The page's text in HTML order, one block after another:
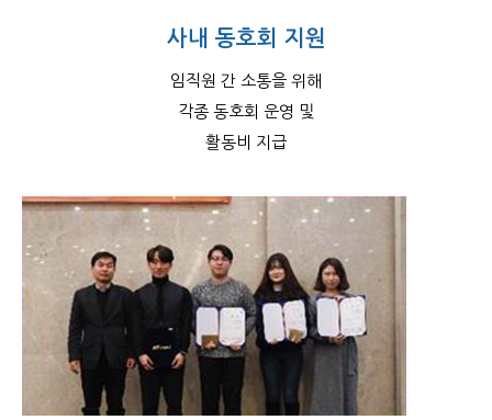
사내 동호회 지원
임직원 간 소통을 위해
각종 동호회 운영 및
활동비 지급